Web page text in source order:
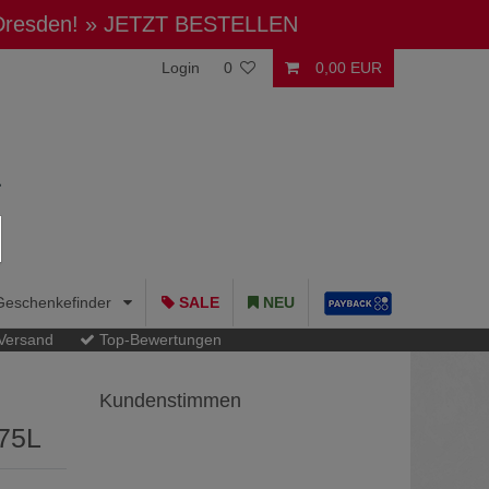
» JETZT BESTELLEN
Login 0 0,00 EUR
SALE NEU
Top-Bewertungen
Kundenstimmen